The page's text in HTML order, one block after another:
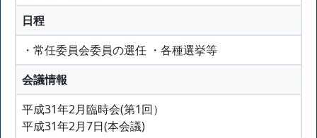
日程
・常任委員会委員の選任 ・各種選挙等
会議情報
平成31年2月臨時会(第1回）
平成31年2月7日(本会議)